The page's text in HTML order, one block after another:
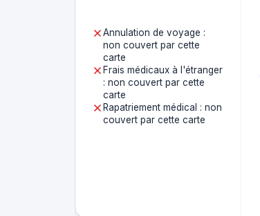
Annulation de voyage :
non couvert par cette
carte
Frais médicaux à l'étranger
: non couvert par cette
carte
Rapatriement médical : non
couvert par cette carte